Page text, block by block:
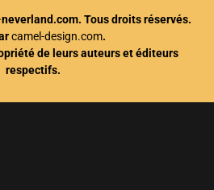
Tous droits réservés.
camel-design.com.
de leurs auteurs et éditeurs
respectifs.